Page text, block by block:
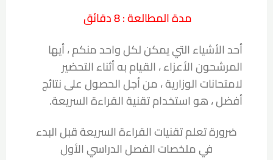
مدة المطالعة : 8 دقائق
أحد الأشياء التي يمكن لكل واحد منكم ، أيها
المرشحون الأعزاء ، القيام به أثناء التحضير
لامتحانات الوزارية ، من أجل الحصول على نتائج
أفضل ، هو استخدام تقنية القراءة السريعة.
ضرورة تعلم تقنيات القراءة السريعة قبل البدء
في ملخصات الفصل الدراسي الأول